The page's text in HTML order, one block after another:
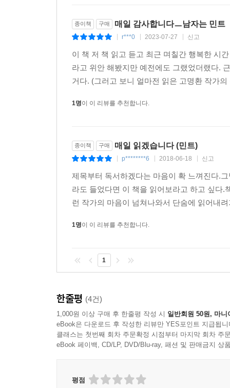
종이책 구매 매일 감사합니다ㅡ남자는 민트
r***0 2023-07-27 신고
이 책 저 책 읽고 듣고 최근 며칠간 행복한 시
라고 위안 해봤지만 예전에도 그랬었더랬다.
거다. (그러고 보니 얼마전 읽은 고명환 작가
1명이 이 리뷰를 추천합니다.
종이책 구매 매일 읽겠습니다 (민트)
p********6 2018-06-18 신고
제목부터 독서하겠다는 마음이 확 느껴진다.
라도 들었다면 이 책을 읽어보라고 하고 싶다
런 작가의 마음이 넘쳐나와서 단숨에 읽어내
1명이 이 리뷰를 추천합니다.
1
한줄평 (4건)
1,000원 이상 구매 후 한줄평 작성 시 일반회원 50원, 마니
eBook은 다운로드 후 작성한 리뷰만 YES포인트 지급됩니
클래스는 첫번째 회차 주문확정 시점부터 마지막 회차 주
eBook 페이백, CD/LP, DVD/Blu-ray, 패션 및 판매금지 상
평점